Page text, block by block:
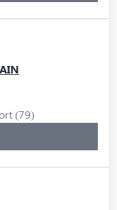
(79)